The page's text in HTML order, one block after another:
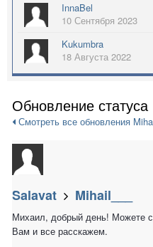
InnaBel
10 Сентября 2023
Kukumbra
18 Августа 2022
Обновление статуса
Смотреть все обновления
Salavat Mihail___
Михаил, добрый день! Можете
Вам и все расскажем.